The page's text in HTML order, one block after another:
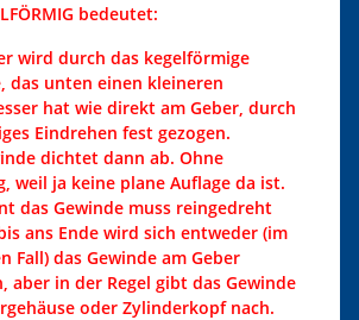
bedeutet:
wird durch das kegelförmige
das unten einen kleineren
hat wie direkt am Geber, durch
Eindrehen fest gezogen.
dichtet dann ab. Ohne
weil ja keine plane Auflage da ist.
das Gewinde muss reingedreht
ans Ende wird sich entweder (im
Fall) das Gewinde am Geber
aber in der Regel gibt das Gewinde
oder Zylinderkopf nach.